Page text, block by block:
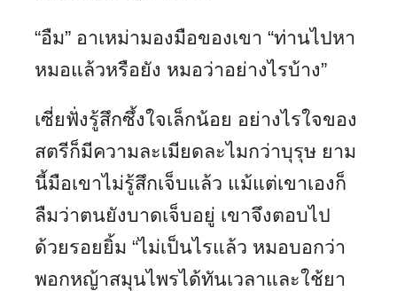
“อืม” อาเหม่ามองมือของเขา “ท่านไปหา
หมอแล้วหรือยัง หมอว่าอย่างไรบ้าง”
เซี่ยฟั่งรู้สึกซึ้งใจเล็กน้อย อย่างไรใจของ
สตรีก็มีความละเมียดละไมกว่าบุรุษ ยาม
นี้มือเขาไม่รู้สึกเจ็บแล้ว แม้แต่เขาเองก็
ลืมว่าตนยังบาดเจ็บอยู่ เขาจึงตอบไป
ด้วยรอยยิ้ม “ไม่เป็นไรแล้ว หมอบอกว่า
พอกหญ้าสมุนไพรได้ทันเวลาและใช้ยา